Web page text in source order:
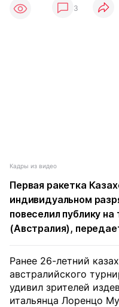
3
Кадры из видео
Первая ракетка
индивидуальном
повеселил публику
(Австралия),
Ранее 26-летний
австралийского
удивил зрителей
итальянца Лоренцо